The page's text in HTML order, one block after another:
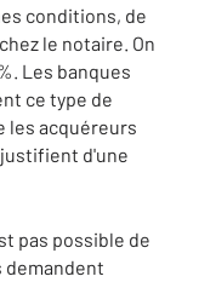
conditions, de
le notaire. On
Les banques
ce type de
les acquéreurs
justifient d'une
pas possible de
demandent